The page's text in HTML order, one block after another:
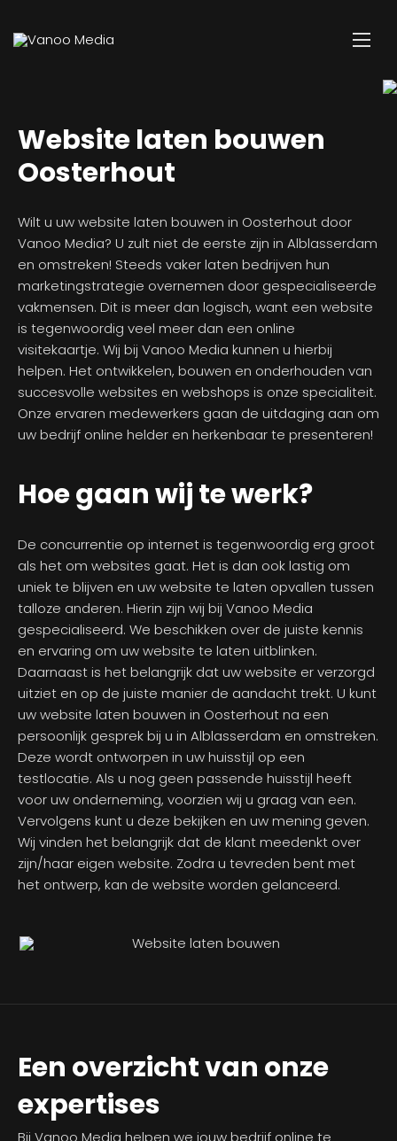
Website laten bouwen
Oosterhout
Wilt u uw website laten bouwen in Oosterhout door
Vanoo Media? U zult niet de eerste zijn in Alblasserdam
en omstreken! Steeds vaker laten bedrijven hun
marketingstrategie overnemen door gespecialiseerde
vakmensen. Dit is meer dan logisch, want een website
is tegenwoordig veel meer dan een online
visitekaartje. Wij bij Vanoo Media kunnen u hierbij
helpen. Het ontwikkelen, bouwen en onderhouden van
succesvolle websites en webshops is onze specialiteit.
Onze ervaren medewerkers gaan de uitdaging aan om
uw bedrijf online helder en herkenbaar te presenteren!
Hoe gaan wij te werk?
De concurrentie op internet is tegenwoordig erg groot
als het om websites gaat. Het is dan ook lastig om
uniek te blijven en uw website te laten opvallen tussen
talloze anderen. Hierin zijn wij bij Vanoo Media
gespecialiseerd. We beschikken over de juiste kennis
en ervaring om uw website te laten uitblinken.
Daarnaast is het belangrijk dat uw website er verzorgd
uitziet en op de juiste manier de aandacht trekt. U kunt
uw website laten bouwen in Oosterhout na een
persoonlijk gesprek bij u in Alblasserdam en omstreken.
Deze wordt ontworpen in uw huisstijl op een
testlocatie. Als u nog geen passende huisstijl heeft
voor uw onderneming, voorzien wij u graag van een.
Vervolgens kunt u deze bekijken en uw mening geven.
Wij vinden het belangrijk dat de klant meedenkt over
zijn/haar eigen website. Zodra u tevreden bent met
het ontwerp, kan de website worden gelanceerd.
Een overzicht van onze
expertises
Bij Vanoo Media helpen we jouw bedrijf online te